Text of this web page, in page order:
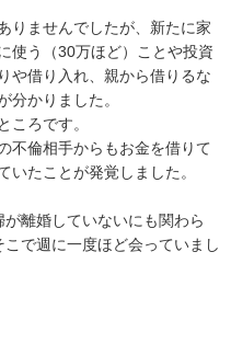
りませんでしたが、新たに家
使う（30万ほど）ことや投資
や借り入れ、親から借りるな
分かりました。
ころです。
不倫相手からもお金を借りて
いたことが発覚しました。
離婚していないにも関わら
で週に一度ほど会っていまし